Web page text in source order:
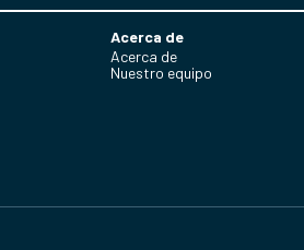
Acerca de
Acerca de
Nuestro equipo